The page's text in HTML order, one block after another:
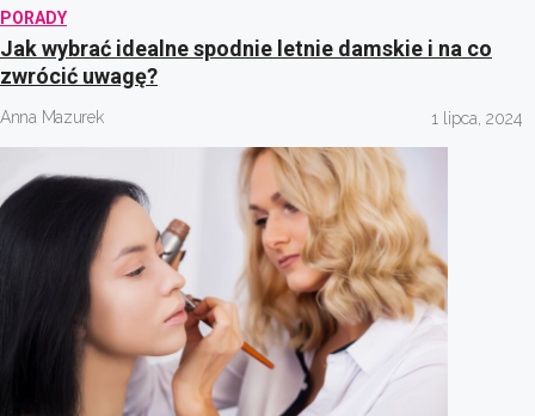
PORADY
Jak wybrać idealne spodnie letnie damskie i na co
zwrócić uwagę?
Anna Mazurek 1 lipca, 2024